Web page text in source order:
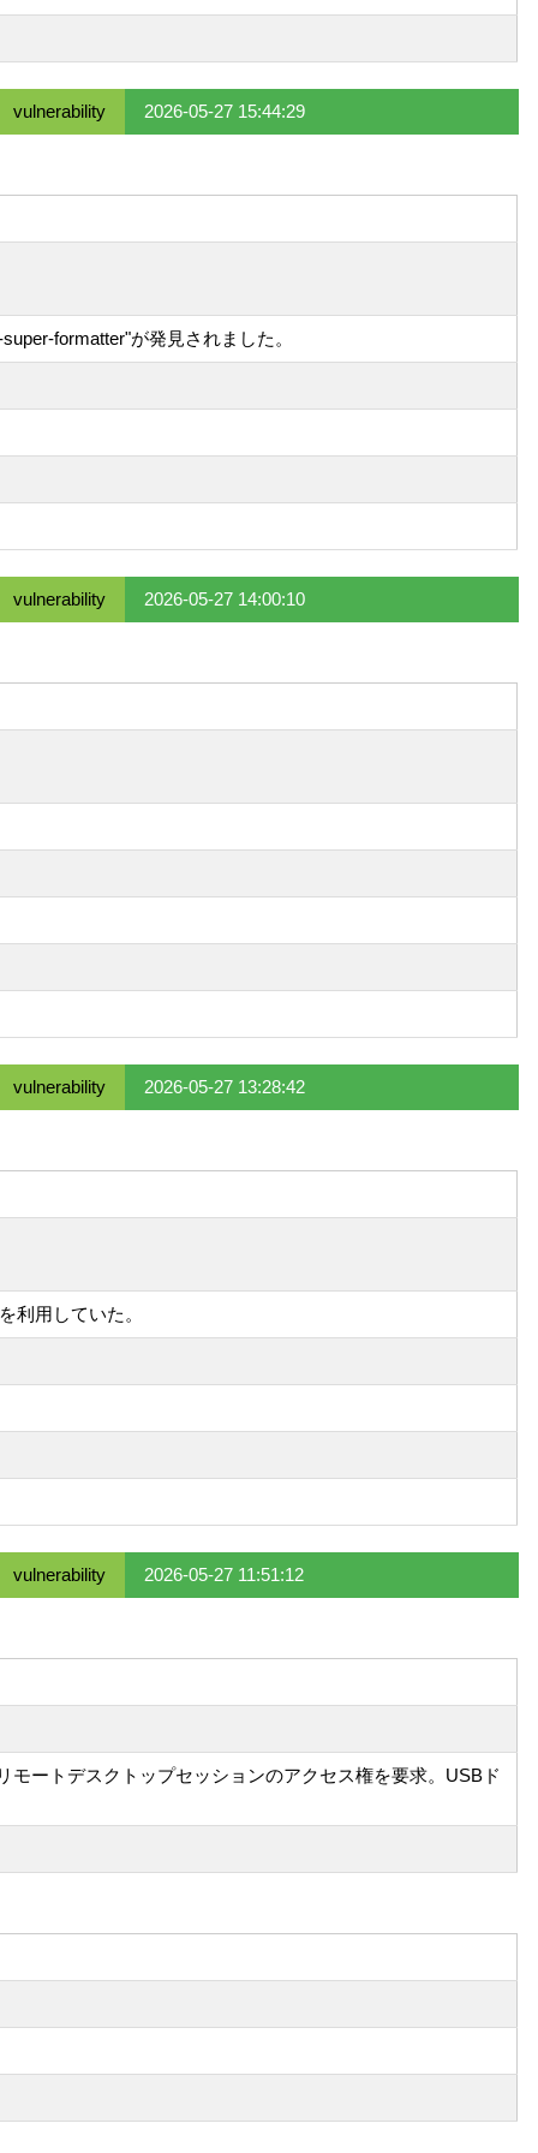
vulnerability 2026-05-27 15:44:29
formatter"が発見されました。
vulnerability 2026-05-27 14:00:10
vulnerability 2026-05-27 13:28:42
利用していた。
vulnerability 2026-05-27 11:51:12
ートデスクトップセッションのアクセス権を要求。USBド